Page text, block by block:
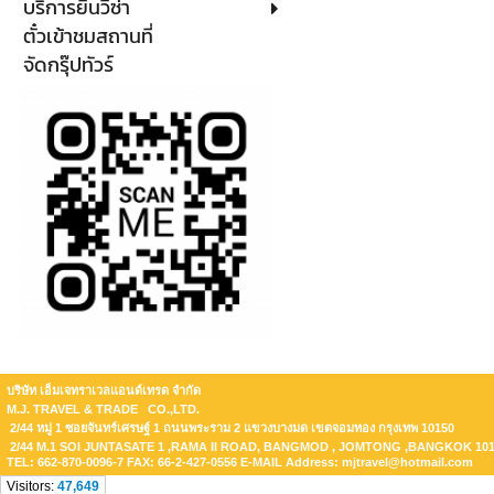
บริการยื่นวีซ่า
ตั๋วเข้าชมสถานที่
จัดกรุ๊ปทัวร์
บริษัท เอ็มเจทราเวลแอนด์เทรด จำกัด
M.J. TRAVEL & TRADE CO.,LTD.
2/44 หมู่ 1 ซอยจันทร์เศรษฐ์ 1 ถนนพระราม 2 แขวงบางมด เขตจอมทอง กรุงเทพ 10150
2/44 M.1 SOI JUNTASATE 1 ,RAMA II ROAD, BANGMOD , JOMTONG ,BANGKOK
TEL: 662-870-0096-7 FAX: 66-2-427-0556 E-MAIL Address: mjtravel@hotmail.com
Visitors: 47,649